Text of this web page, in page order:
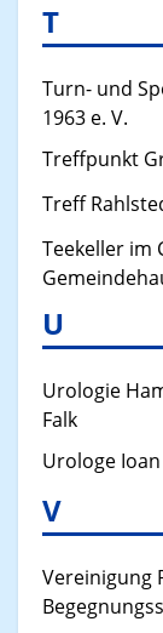
T
Turn- und
1963 e. V.
Treffpunkt
Treff
Teekeller im
U
Urologie
Falk
Urologe
V
Vereinigung